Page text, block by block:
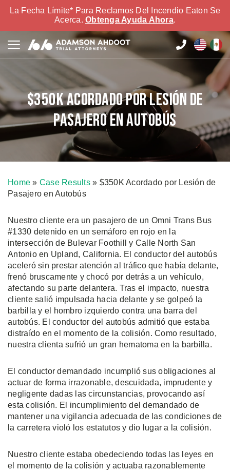
La Fecha Límite* Para Reclamos Del Incendio Eaton Se
Acerca. Obtenga Ayuda Ahora.
$350K Acordado por Lesión de
Pasajero en Autobús
Home » Case Results» $350K Acordado por Lesión de
Pasajero en Autobús
Nuestro cliente era un pasajero de un Omni Trans Bus
#1330 detenido en un semáforo en rojo en la
intersección de Bulevar Foothill y Calle North San
Antonio en Upland, California. El conductor del autobús
aceleró sin prestar atención al tráfico que había delante,
frenó bruscamente y chocó por detrás a un vehículo,
afectando su parte delantera. Tras el impacto, nuestra
cliente salió impulsada hacia delante y se golpeó la
barbilla y el hombro izquierdo contra una barra del
autobús. El conductor del autobús admitió que estaba
distraído en el momento de la colisión. Como resultado,
nuestra clienta sufrió un gran hematoma en la barbilla.
El conductor demandado incumplió sus obligaciones al
actuar de forma irrazonable, descuidada, imprudente y
negligente dadas las circunstancias, provocando así
esta colisión. El incumplimiento del demandado de
mantener una vigilancia adecuada de las condiciones de
la carretera violó los estatutos y dio lugar a la colisión.
Nuestro cliente estaba obedeciendo todas las leyes en
el momento de la colisión y actuaba razonablemente